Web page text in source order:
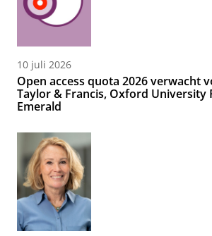
10 juli 2026
Open access quota 2026 verwacht
Taylor & Francis, Oxford University
Emerald